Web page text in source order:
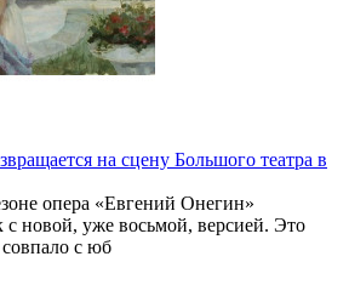
на сцену Большого театра в
опера «Евгений Онегин»
с новой, уже восьмой, версией. Это
с юб